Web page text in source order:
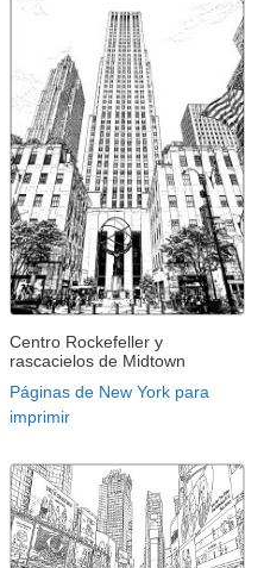
Centro Rockefeller y
rascacielos de Midtown
Páginas de New York para
imprimir